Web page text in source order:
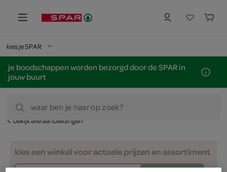
kies je SPAR
je boodschappen worden bezorgd door de SPAR in
jouw buurt
waar ben je naar op zoek?
bekijk alle aanbiedingen
kies een winkel voor actuele prijzen en assortiment